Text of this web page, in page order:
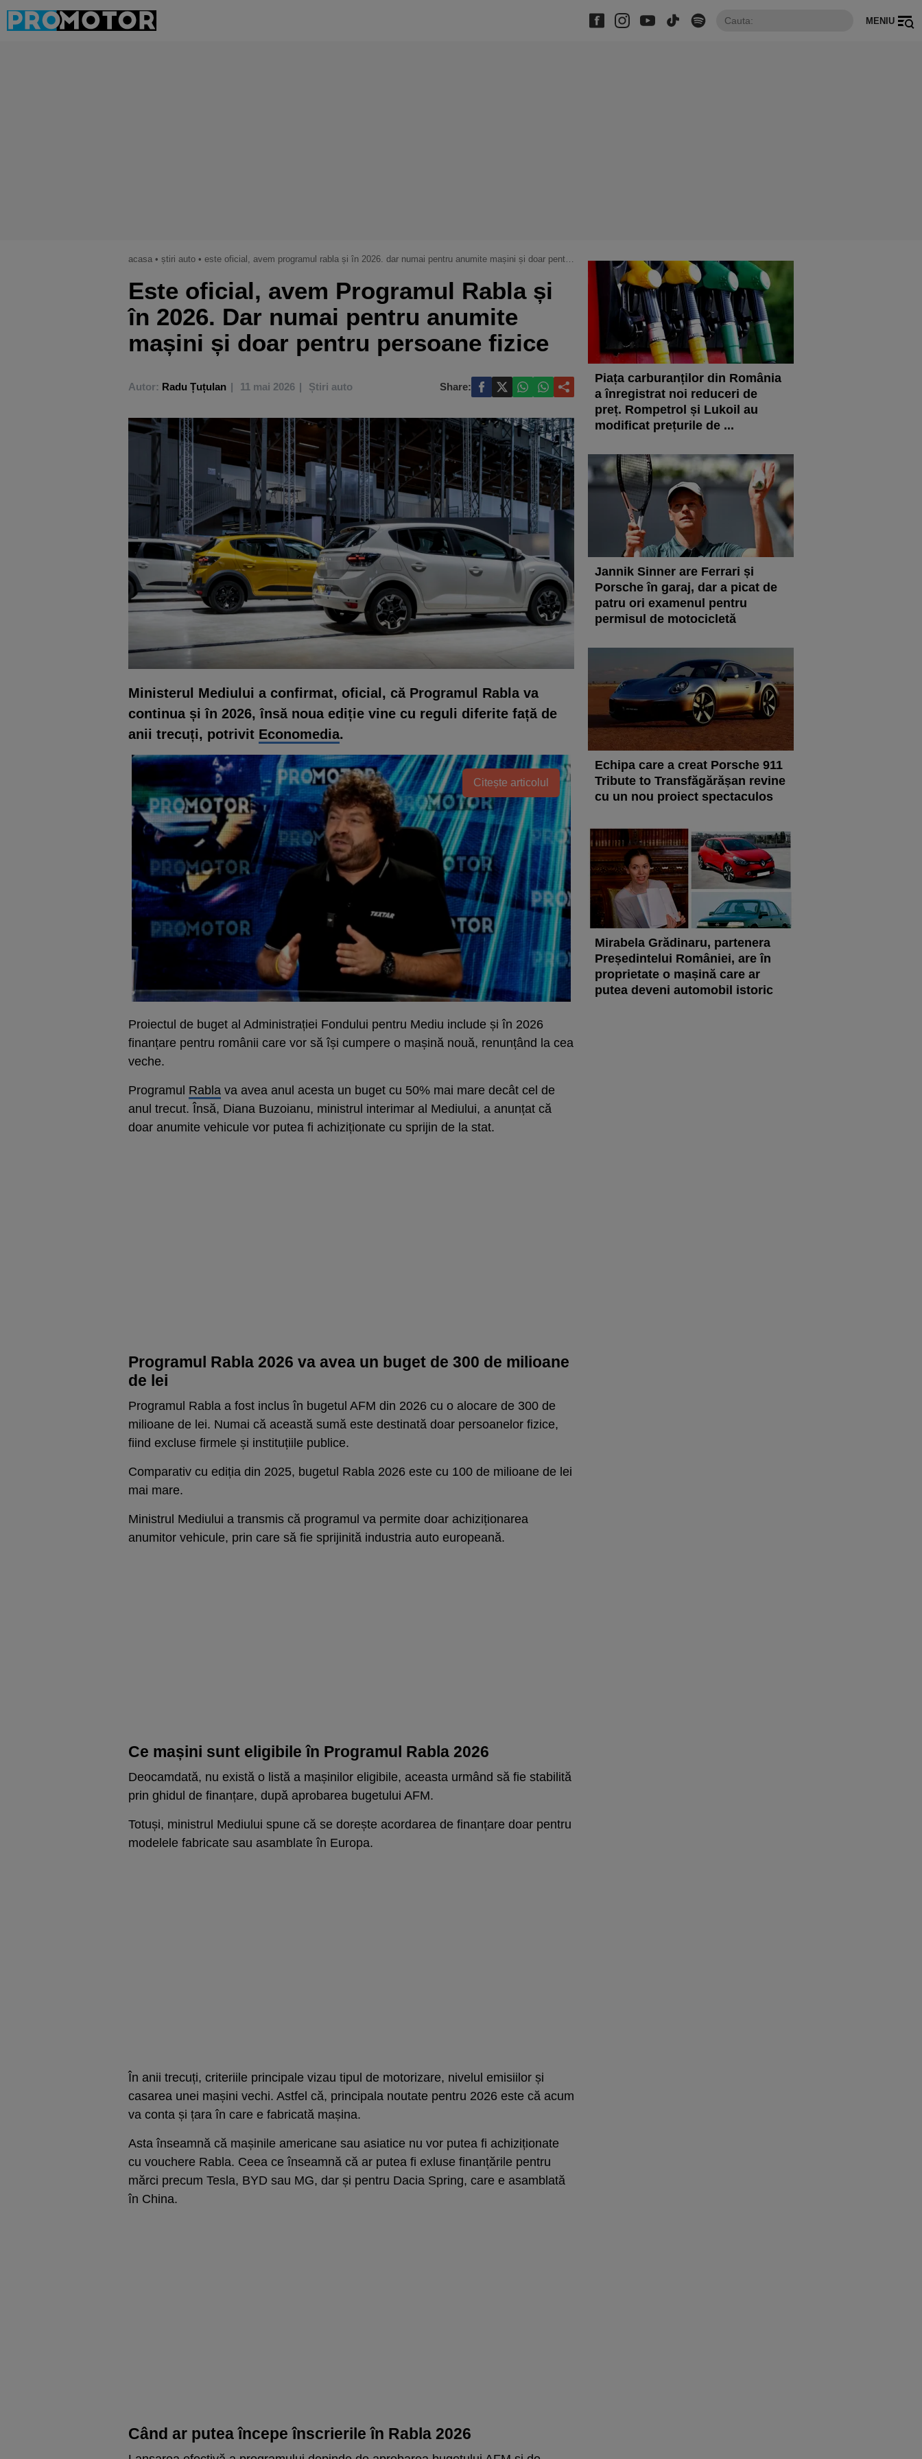
MENIU
acasa • știri auto • este oficial, avem programul rabla și în 2026. dar numai pentru anumite mașini și doar pentru persoane fizice
Este oficial, avem Programul Rabla și
în 2026. Dar numai pentru anumite
mașini și doar pentru persoane fizice
Autor: Radu Țuțulan 11 mai 2026 Știri auto Share:
Ministerul Mediului a confirmat, oficial, că Programul Rabla va
continua și în 2026, însă noua ediție vine cu reguli diferite față de
anii trecuți, potrivit Economedia.
Citește articolul
Proiectul de buget al Administrației Fondului pentru Mediu include și în 2026
finanțare pentru românii care vor să își cumpere o mașină nouă, renunțând la cea
veche.
Programul Rabla va avea anul acesta un buget cu 50% mai mare decât cel de
anul trecut. Însă, Diana Buzoianu, ministrul interimar al Mediului, a anunțat că
doar anumite vehicule vor putea fi achiziționate cu sprijin de la stat.
Programul Rabla 2026 va avea un buget de 300 de milioane
de lei
Programul Rabla a fost inclus în bugetul AFM din 2026 cu o alocare de 300 de
milioane de lei. Numai că această sumă este destinată doar persoanelor fizice,
fiind excluse firmele și instituțiile publice.
Comparativ cu ediția din 2025, bugetul Rabla 2026 este cu 100 de milioane de lei
mai mare.
Ministrul Mediului a transmis că programul va permite doar achiziționarea
anumitor vehicule, prin care să fie sprijinită industria auto europeană.
Ce mașini sunt eligibile în Programul Rabla 2026
Deocamdată, nu există o listă a mașinilor eligibile, aceasta urmând să fie stabilită
prin ghidul de finanțare, după aprobarea bugetului AFM.
Totuși, ministrul Mediului spune că se dorește acordarea de finanțare doar pentru
modelele fabricate sau asamblate în Europa.
În anii trecuți, criteriile principale vizau tipul de motorizare, nivelul emisiilor și
casarea unei mașini vechi. Astfel că, principala noutate pentru 2026 este că acum
va conta și țara în care e fabricată mașina.
Asta înseamnă că mașinile americane sau asiatice nu vor putea fi achiziționate
cu vouchere Rabla. Ceea ce înseamnă că ar putea fi exluse finanțările pentru
mărci precum Tesla, BYD sau MG, dar și pentru Dacia Spring, care e asamblată
în China.
Când ar putea începe înscrierile în Rabla 2026
Piața carburanților din România
a înregistrat noi reduceri de
preț. Rompetrol și Lukoil au
modificat prețurile de ...
Jannik Sinner are Ferrari și
Porsche în garaj, dar a picat de
patru ori examenul pentru
permisul de motocicletă
Echipa care a creat Porsche 911
Tribute to Transfăgărășan revine
cu un nou proiect spectaculos
Mirabela Grădinaru, partenera
Președintelui României, are în
proprietate o mașină care ar
putea deveni automobil istoric